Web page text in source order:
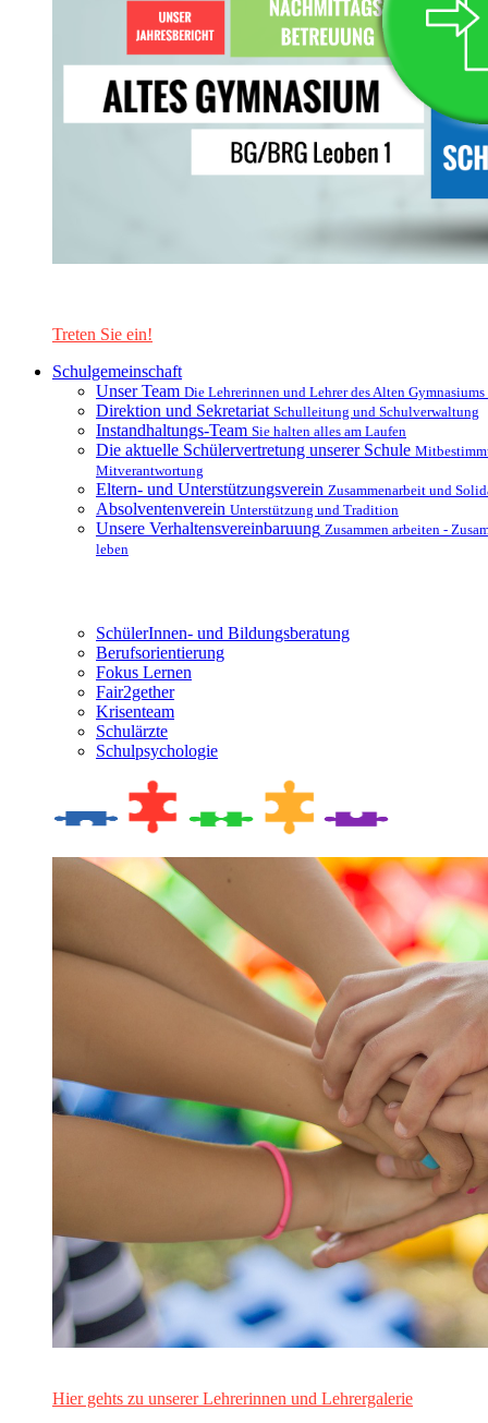
Treten Sie ein!
Schulgemeinschaft
Unser Team Die Lehrerinnen und Lehrer des Alten
Direktion und Sekretariat Schulleitung und Schulverwaltung
Instandhaltungs-Team Sie halten alles am Laufen
Die aktuelle Schülervertretung unserer Schule
Mitverantwortung
Eltern- und Unterstützungsverein Zusammenarbeit und
Absolventenverein Unterstützung und Tradition
Unsere Verhaltensvereinbaruung Zusammen arbeiten -
leben
SchülerInnen- und Bildungsberatung
Berufsorientierung
Fokus Lernen
Fair2gether
Krisenteam
Schulärzte
Schulpsychologie
Hier gehts zu unserer Lehrerinnen und Lehrergalerie